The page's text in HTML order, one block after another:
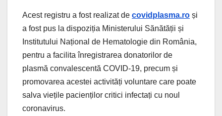
Acest registru a fost realizat de covidplasma.ro și
a fost pus la dispoziția Ministerului Sănătății și
Institutului Național de Hematologie din România,
pentru a facilita înregistrarea donatorilor de
plasmă convalescentă COVID-19, precum și
promovarea acestei activități voluntare care poate
salva viețile pacienților critici infectați cu noul
coronavirus.